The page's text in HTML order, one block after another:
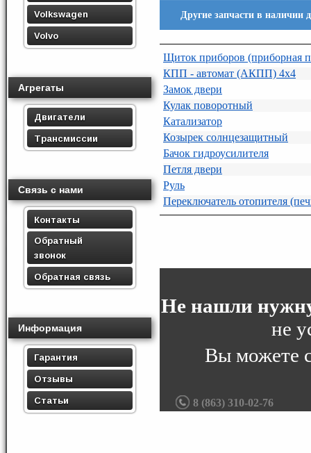
Volkswagen
Volvo
Агрегаты
Двигатели
Трансмиссии
Связь с нами
Контакты
Обратный
звонок
Обратная связь
Информация
Гарантия
Отзывы
Статьи
Другие запчасти в наличии
Щиток приборов (приборная
КПП - автомат (АКПП) 4х4
Замок двери
Кулак поворотный
Катализатор
Козырек солнцезащитный
Бачок гидроусилителя
Петля двери
Руль
Переключатель отопителя
Не нашли
не
Вы можете
8 (863) 310-02-76